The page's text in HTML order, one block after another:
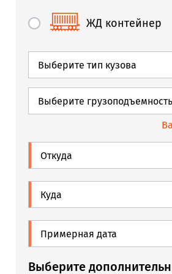
ЖД контейнер
Выберите